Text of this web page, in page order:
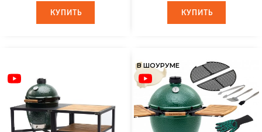
КУПИТЬ
КУПИТЬ КУПИТЬ
КУПИТЬ
В ШОУРУМЕ